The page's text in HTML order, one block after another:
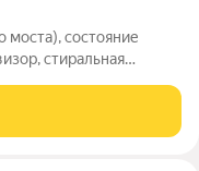
моста), состояние
стиральная
платежей.